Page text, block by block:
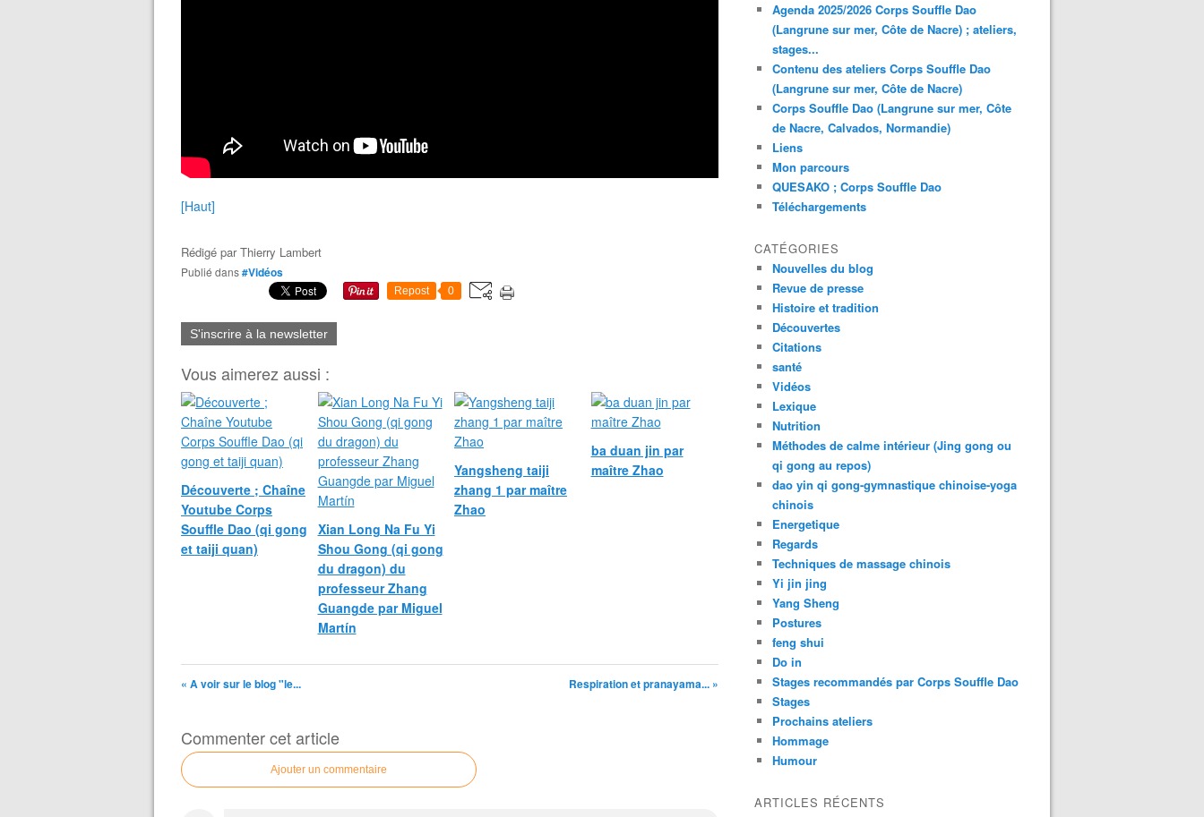
[Haut]
Rédigé parThierry Lambert
Publié dans#Vidéos
Repost 0
S'inscrire à la newsletter
Vous aimerez aussi :
Découverte ; Chaîne
Youtube Corps
Souffle Dao (qi gong
et taiji quan)
Xian Long Na Fu Yi
Shou Gong (qi gong
du dragon) du
professeur Zhang
Guangde par Miguel
Martín
Yangsheng taiji
zhang 1 par maître
Zhao
ba duan jin par
maître Zhao
« A voir sur le blog "le... Respiration et pranayama... »
Commenter cet article
Ajouter un commentaire
Agenda 2025/2026 Corps Souffle Dao
(Langrune sur mer, Côte de Nacre) ; ateliers,
stages...
Contenu des ateliers Corps Souffle Dao
(Langrune sur mer, Côte de Nacre)
Corps Souffle Dao (Langrune sur mer, Côte
de Nacre, Calvados, Normandie)
Liens
Mon parcours
QUESAKO ; Corps Souffle Dao
Téléchargements
CATÉGORIES
Nouvelles du blog
Revue de presse
Histoire et tradition
Découvertes
Citations
santé
Vidéos
Lexique
Nutrition
Méthodes de calme intérieur (Jing gong ou
qi gong au repos)
dao yin qi gong-gymnastique chinoise-yoga
chinois
Energetique
Regards
Techniques de massage chinois
Yi jin jing
Yang Sheng
Postures
feng shui
Do in
Stages recommandés par Corps Souffle Dao
Stages
Prochains ateliers
Hommage
Humour
ARTICLES RÉCENTS